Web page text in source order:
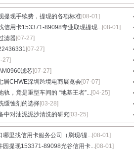
提现手续费，提现的各项标准[08-01]
信用卡153371-89098专业取现提现...[08-01]
滤器[07-27]
[07-27]
27]
滤芯[07-27]
届CHWE深圳跨境电商展览会[07-07]
轨，竟是重型车间的 “地基王者”...[04-25]
缓蚀剂的选择[03-28]
中对油泥泥沙清洗的研究[03-25]
哪里找信用卡服务公司（刷现/提...[08-01]
园提现153371-89098光谷信用卡...[08-01]